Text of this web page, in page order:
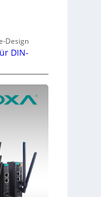
Design
DIN-